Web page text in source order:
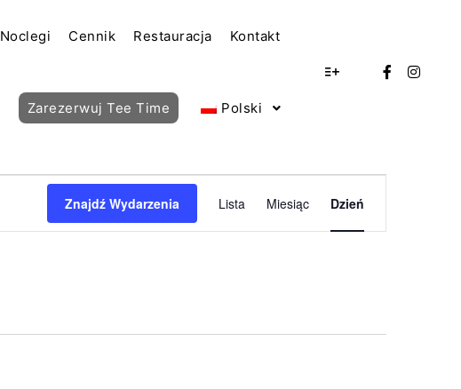
Noclegi Cennik Restauracja Kontakt
Zarezerwuj Tee Time Polski
Znajdź Wydarzenia
widoków
Wydarzenie
Lista Miesiąc Dzień